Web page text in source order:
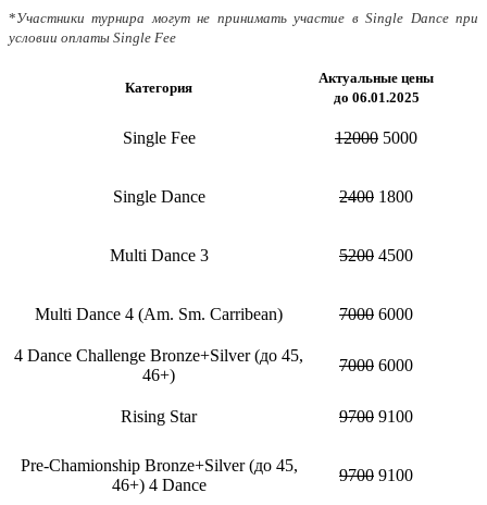
*Участники турнира могут не принимать участие в Single Dance при
условии оплаты Single Fee
Категория
Актуальные цены
до 06.01.2025
Single Fee 12000 5000
Single Dance 2400 1800
Multi Dance 3 5200 4500
Multi Dance 4 (Am. Sm. Carribean) 7000 6000
4 Dance Challenge Bronze+Silver (до 45,
46+)
7000 6000
Rising Star 9700 9100
Pre-Chamionship Bronze+Silver (до 45,
46+) 4 Dance
9700 9100